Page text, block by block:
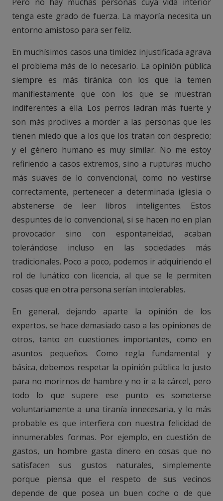
tenga este grado de fuerza. La mayoría necesita un
entorno amistoso para ser feliz.
En muchísimos casos una timidez injustificada agrava
el problema más de lo necesario. La opinión pública
siempre es más tiránica con los que la temen
manifiestamente que con los que se muestran
indiferentes a ella. Los perros ladran más fuerte y
son más proclives a morder a las personas que les
tienen miedo que a los que los tratan con desprecio;
y el género humano es muy similar. No me estoy
refiriendo a casos extremos, sino a rupturas mucho
más suaves de lo convencional, como no vestirse
correctamente, pertenecer a determinada iglesia o
abstenerse de leer libros inteligentes. Estos
despuntes de lo convencional, si se hacen no en plan
provocador sino con espontaneidad, acaban
tolerándose incluso en las sociedades más
tradicionales. Poco a poco, podemos ir adquiriendo el
rol de lunático con licencia, al que se le permiten
cosas que en otra persona serían intolerables.
En general, dejando aparte la opinión de los
expertos, se hace demasiado caso a las opiniones de
otros, tanto en cuestiones importantes, como en
asuntos pequeños. Como regla fundamental y
básica, debemos respetar la opinión pública lo justo
para no morirnos de hambre y no ir a la cárcel, pero
todo lo que supere ese punto es someterse
voluntariamente a una tiranía innecesaria, y lo más
probable es que interfiera con nuestra felicidad de
innumerables formas. Por ejemplo, en cuestión de
gastos, un hombre gasta dinero en cosas que no
satisfacen sus gustos naturales, simplemente
porque piensa que el respeto de sus vecinos
depende de que posea un buen coche o de que